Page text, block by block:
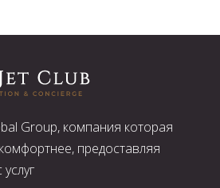
Group, компания которая
предоставляя